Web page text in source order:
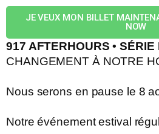
JE VEUX MON BILLET
NOW
917 AFTERHOURS • SÉRIE
CHANGEMENT À NOTRE
Nous serons en pause le 8
Notre événement estival